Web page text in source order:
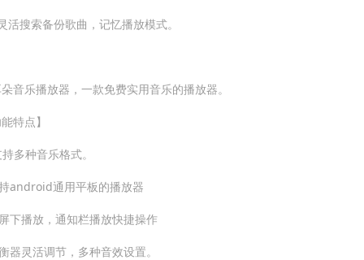
活搜索备份歌曲，记忆播放模式。
音乐播放器，一款免费实用音乐的播放器。
能特点】
多种音乐格式。
android通用平板的播放器
下播放，通知栏播放快捷操作
器灵活调节，多种音效设置。